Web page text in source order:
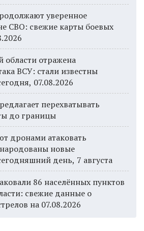
уверенное
СВО: свежие карты боевых
области отражена
ВСУ: стали известны
07.08.2026
перехватывать
до границы
дронами атаковать
новые
день, 7 августа
86 населённых пунктов
свежие данные о
на 07.08.2026